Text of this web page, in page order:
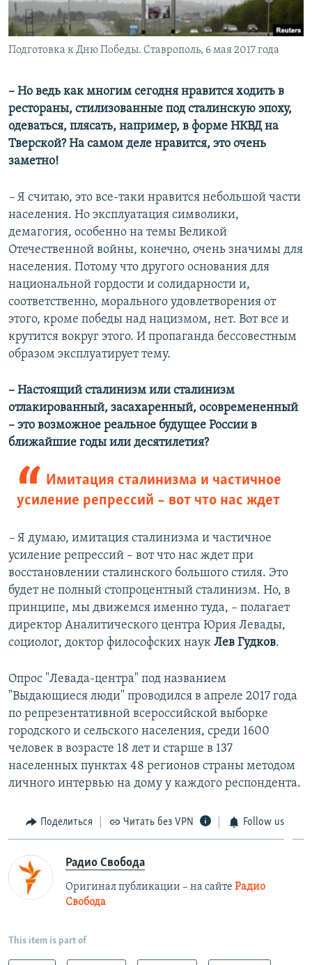
Подготовка к Дню Победы. Ставрополь, 6 мая 2017 года
– Но ведь как многим сегодня нравится ходить в
рестораны, стилизованные под сталинскую эпоху,
одеваться, плясать, например, в форме НКВД на
Тверской? На самом деле нравится, это очень
заметно!
– Я считаю, это все-таки нравится небольшой части
населения. Но эксплуатация символики,
демагогия, особенно на темы Великой
Отечественной войны, конечно, очень значимы для
населения. Потому что другого основания для
национальной гордости и солидарности и,
соответственно, морального удовлетворения от
этого, кроме победы над нацизмом, нет. Вот все и
крутится вокруг этого. И пропаганда бессовестным
образом эксплуатирует тему.
– Настоящий сталинизм или сталинизм
отлакированный, засахаренный, осовремененный
– это возможное реальное будущее России в
ближайшие годы или десятилетия?
Имитация сталинизма и частичное
усиление репрессий – вот что нас ждет
– Я думаю, имитация сталинизма и частичное
усиление репрессий – вот что нас ждет при
восстановлении сталинского большого стиля. Это
будет не полный стопроцентный сталинизм. Но, в
принципе, мы движемся именно туда, – полагает
директор Аналитического центра Юрия Левады,
социолог, доктор философских наук Лев Гудков.
Опрос "Левада-центра" под названием
"Выдающиеся люди" проводился в апреле 2017 года
по репрезентативной всероссийской выборке
городского и сельского населения, среди 1600
человек в возрасте 18 лет и старше в 137
населенных пунктах 48 регионов страны методом
личного интервью на дому у каждого респондента.
Поделиться Читать без VPN Follow us
Радио Свобода
Оригинал публикации – на сайте Радио
Свобода
This item is part of